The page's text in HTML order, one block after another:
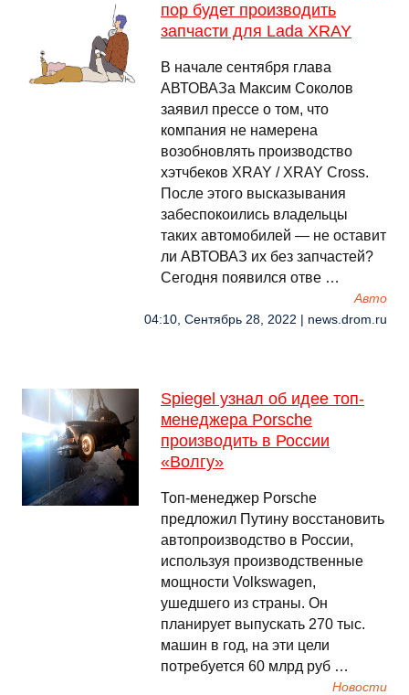
пор будет производить
запчасти для Lada XRAY
В начале сентября глава
АВТОВАЗа Максим Соколов
заявил прессе о том, что
компания не намерена
возобновлять производство
хэтчбеков XRAY / XRAY Cross.
После этого высказывания
забеспокоились владельцы
таких автомобилей — не оставит
ли АВТОВАЗ их без запчастей?
Сегодня появился отве …
Авто
04:10, Сентябрь 28, 2022 | news.drom.ru
Spiegel узнал об идее топ-
менеджера Porsche
производить в России
«Волгу»
Топ-менеджер Porsche
предложил Путину восстановить
автопроизводство в России,
используя производственные
мощности Volkswagen,
ушедшего из страны. Он
планирует выпускать 270 тыс.
машин в год, на эти цели
потребуется 60 млрд руб …
Новости